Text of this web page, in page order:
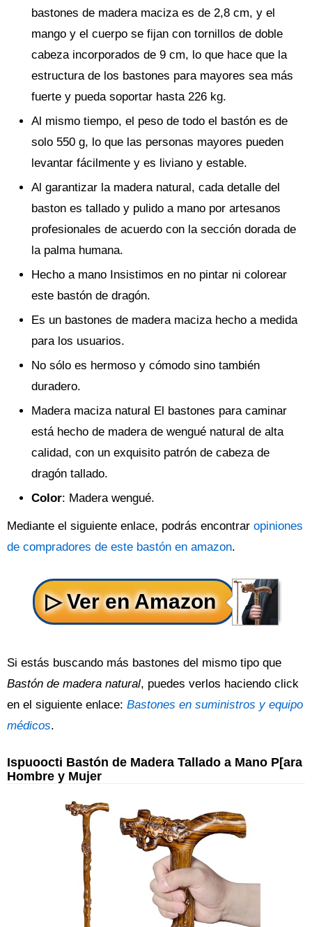
bastones de madera maciza es de 2,8 cm, y el
mango y el cuerpo se fijan con tornillos de doble
cabeza incorporados de 9 cm, lo que hace que la
estructura de los bastones para mayores sea más
fuerte y pueda soportar hasta 226 kg.
Al mismo tiempo, el peso de todo el bastón es de
solo 550 g, lo que las personas mayores pueden
levantar fácilmente y es liviano y estable.
Al garantizar la madera natural, cada detalle del
baston es tallado y pulido a mano por artesanos
profesionales de acuerdo con la sección dorada de
la palma humana.
Hecho a mano Insistimos en no pintar ni colorear
este bastón de dragón.
Es un bastones de madera maciza hecho a medida
para los usuarios.
No sólo es hermoso y cómodo sino también
duradero.
Madera maciza natural El bastones para caminar
está hecho de madera de wengué natural de alta
calidad, con un exquisito patrón de cabeza de
dragón tallado.
Color: Madera wengué.
Mediante el siguiente enlace, podrás encontrar opiniones
de compradores de este bastón en amazon.
Si estás buscando más bastones del mismo tipo que
Bastón de madera natural, puedes verlos haciendo click
en el siguiente enlace: Bastones en suministros y equipo
médicos.
Ispuoocti Bastón de Madera Tallado a Mano P[ara
Hombre y Mujer